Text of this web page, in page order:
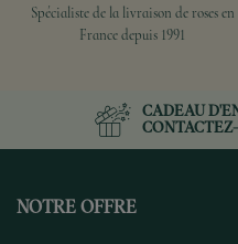
Spécialiste de la livraison de roses en
France depuis 1991
CADEAU
NOTRE OFFRE